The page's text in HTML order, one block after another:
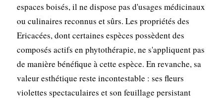
espaces boisés, il ne dispose pas d'usages médicinaux
ou culinaires reconnus et sûrs. Les propriétés des
Ericacées, dont certaines espèces possèdent des
composés actifs en phytothérapie, ne s'appliquent pas
de manière bénéfique à cette espèce. En revanche, sa
valeur esthétique reste incontestable : ses fleurs
violettes spectaculaires et son feuillage persistant